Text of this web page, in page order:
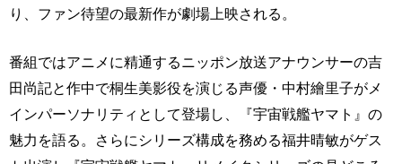
り、ファン待望の最新作が劇場上映される。
番組ではアニメに精通するニッポン放送アナウンサーの吉
田尚記と作中で桐生美影役を演じる声優・中村繪里子がメ
インパーソナリティとして登場し、『宇宙戦艦ヤマト』の
魅力を語る。さらにシリーズ構成を務める福井晴敏がゲス